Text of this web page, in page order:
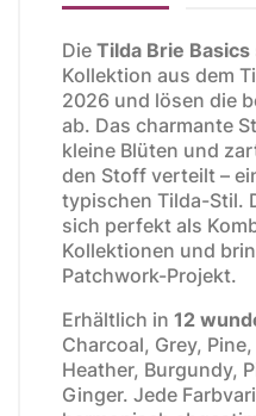
Die Tilda Brie Basics
Kollektion aus dem
2026 und lösen die
ab. Das charmante
kleine Blüten und
den Stoff verteilt –
typischen Tilda-Stil.
sich perfekt als
Kollektionen und
Patchwork-Projekt.
Erhältlich in 12
Charcoal, Grey,
Heather, Burgundy,
Ginger. Jede